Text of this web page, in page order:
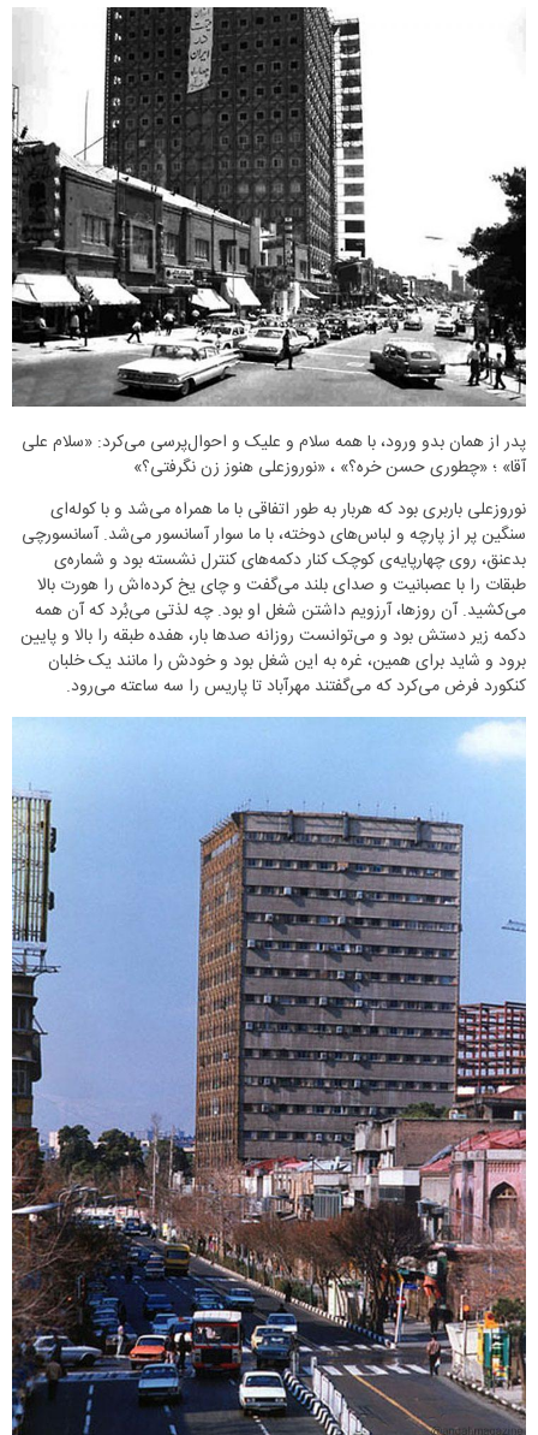
پدر از همان بدو ورود، با همه سلام‌ و علیک و احوال‌پرسی می‌کرد: «سلام علی
آقا» ؛ «چطوری حسن خره؟» ، «نوروزعلی هنوز زن نگرفتی؟»
نوروزعلی باربری بود که هربار به طور اتفاقی با ما همراه می‌شد و با کوله‌ای
سنگین پر از پارچه و لباس‌های دوخته، با ما سوار آسانسور می‌شد. آسانسورچی
بدعنق، روی چهارپایه‌ی کوچک کنار دکمه‌های کنترل نشسته بود و شماره‌ی
طبقات را با عصبانیت و صدای بلند می‌گفت و چای یخ‌ کرده‌اش را هورت بالا
می‌کشید. آن روزها، آرزویم داشتن شغل او بود. چه لذتی می‌بُرد که آن همه
دکمه زیر دستش بود و می‌توانست روزانه صدها بار، هفده طبقه را بالا و پایین
برود و شاید برای همین، غره به این شغل بود و خودش را مانند یک خلبان
کنکورد فرض می‌کرد که می‌گفتند مهرآباد تا پاریس را سه ساعته می‌رود.